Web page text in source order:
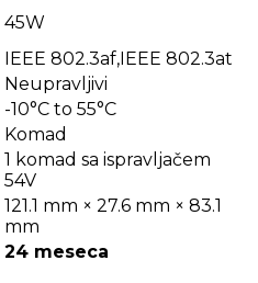
45W
IEEE 802.3af,IEEE 802.3at
Neupravljivi
-10°C to 55°C
Komad
1 komad sa ispravljačem
54V
121.1 mm × 27.6 mm × 83.1
mm
24 meseca